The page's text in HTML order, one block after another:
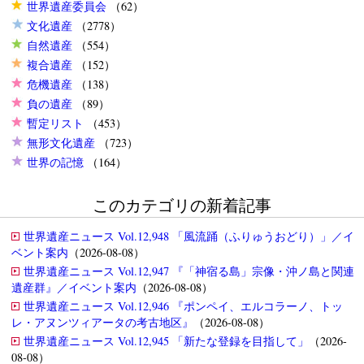
世界遺産委員会（62）
文化遺産（2778）
自然遺産（554）
複合遺産（152）
危機遺産（138）
負の遺産（89）
暫定リスト
（453）
無形文化遺産（723）
世界の記憶（164）
このカテゴリの新着記事
世界遺産ニュース Vol.12,948 「風流踊（ふりゅうおどり）」／イ
ベント案内 （2026-08-08）
世界遺産ニュース Vol.12,947 『「神宿る島」宗像・沖ノ島と関連
遺産群』／イベント案内 （2026-08-08）
世界遺産ニュース Vol.12,946 『ポンペイ、エルコラーノ、トッ
レ・アヌンツィアータの考古地区』
（2026-08-08）
世界遺産ニュース Vol.12,945 「新たな登録を目指して」
（2026-
08-08）